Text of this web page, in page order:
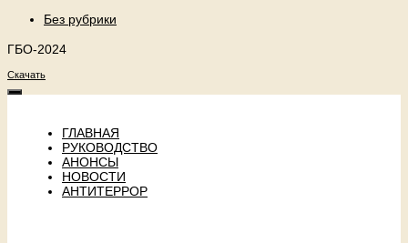
Без рубрики
ГБО-2024
Скачать
ГЛАВНАЯ
РУКОВОДСТВО
АНОНСЫ
НОВОСТИ
АНТИТЕРРОР